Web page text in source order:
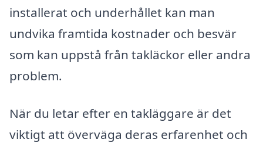
installerat och underhållet kan man
undvika framtida kostnader och besvär
som kan uppstå från takläckor eller andra
problem.
När du letar efter en takläggare är det
viktigt att överväga deras erfarenhet och